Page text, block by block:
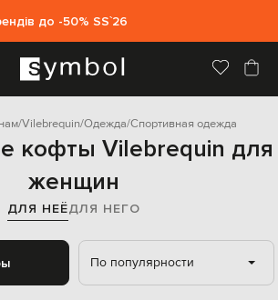
до -50% SS`26
Vilebrequin Одежда Спортивная одежда
кофты Vilebrequin для
женщин
ДЛЯ НЕЁДЛЯ НЕГО
По популярности